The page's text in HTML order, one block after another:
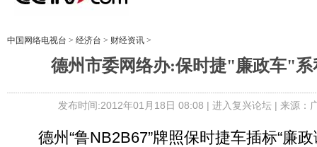
中国网络电视台 > 经济台 > 财经资讯 >
德州市委网络办:保时捷"廉政车"系
发布时间:2012年01月18日 08:08 | 进入复兴论坛| 来源：
德州“鲁NB2B67”牌照保时捷车插标“廉政